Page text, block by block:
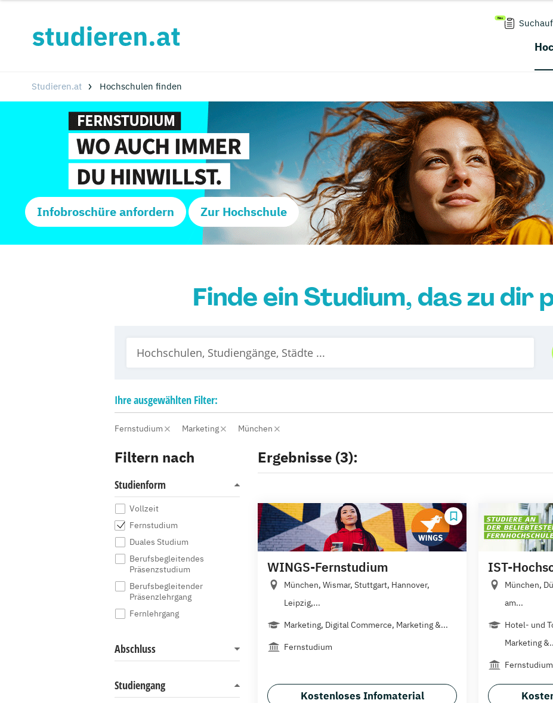
Studieren.at Hochschulen finden
Infobroschüre anfordern Zur Hochschule
Finde ein Studium, das zu dir
Ihreausgewählten Filter:
Fernstudium Marketing München
Filtern nach
Studienform
Vollzeit
Fernstudium
Duales Studium
Berufsbegleitendes
Präsenzstudium
Berufsbegleitender
Präsenzlehrgang
Fernlehrgang
Abschluss
Studiengang
Ergebnisse (3):
WINGS-Fernstudium
München, Wismar, Stuttgart, Hannover,
Leipzig,...
Marketing, Digital Commerce, Marketing &...
Fernstudium
Kostenloses Infomaterial
IST-
München,
am...
Hotel- und
Marketing
Fernstudium